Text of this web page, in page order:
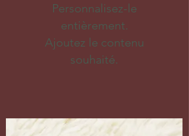
Personnalisez-le
entièrement.
Ajoutez le contenu
souhaité.